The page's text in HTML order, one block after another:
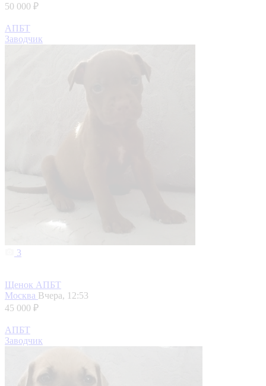
50 000 ₽
АПБТ
Заводчик
3
Щенок АПБТ
Москва Вчера, 12:53
45 000 ₽
АПБТ
Заводчик